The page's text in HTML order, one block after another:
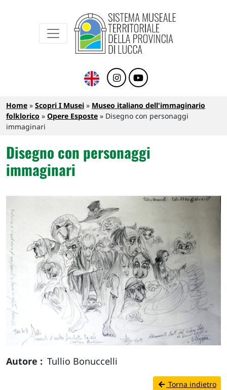
Sistema Museale Territoriale della
Briciole di pane
Home Scopri I Musei
Museo italiano dell'immaginario
folklorico
Opere Esposte
Disegno con personaggi
immaginari
Disegno con personaggi
immaginari
Autore Tullio Bonuccelli
Torna indietro